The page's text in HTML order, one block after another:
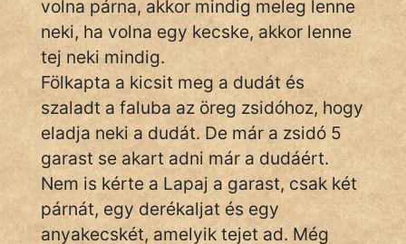
volna párna, akkor mindig meleg lenne
neki, ha volna egy kecske, akkor lenne
tej neki mindig.
Fölkapta a kicsit meg a dudát és
szaladt a faluba az öreg zsidóhoz, hogy
eladja neki a dudát. De már a zsidó 5
garast se akart adni már a dudáért.
Nem is kérte a Lapaj a garast, csak két
párnát, egy derékaljat és egy
anyakecskét, amelyik tejet ad. Még